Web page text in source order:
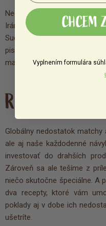
Nedostatok pistácií je
Iráne a Kalifornii, dvoch
Suchá, rastúce ceny vody
pistáciových produktoch,
maslá, urobili z týchto
Recepty
Globálny nedostatok matchy
ale aj naše každodenné
investovať do drahších
Zároveň sa ale tešíme z
niečo skutočne špeciálne. A
dva recepty, ktoré vám
poklady aj v dobe ich
ušetríte.
CHCEM
Vyplnením formulára